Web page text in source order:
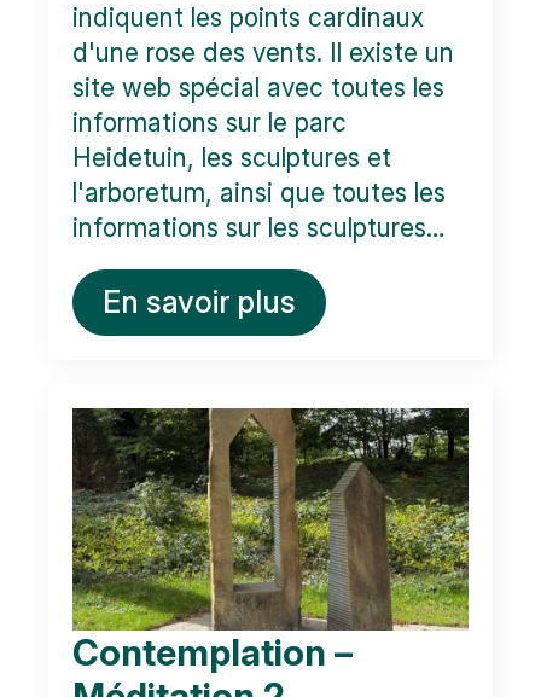
indiquent les points cardinaux
d'une rose des vents. Il existe un
site web spécial avec toutes les
informations sur le parc
Heidetuin, les sculptures et
l'arboretum, ainsi que toutes les
informations sur les sculptures…
En savoir plus
Contemplation –